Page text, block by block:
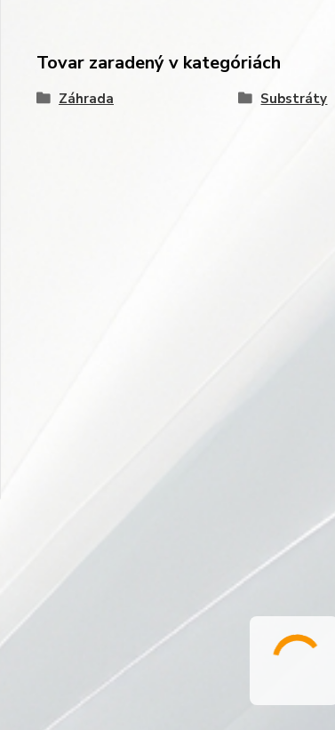
Tovar zaradený v kategóriách
Záhrada Substráty